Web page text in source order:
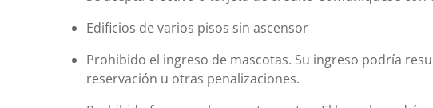
Edificios de varios pisos sin ascensor
Prohibido el ingreso de mascotas. Su ingreso podría
reservación u otras penalizaciones.